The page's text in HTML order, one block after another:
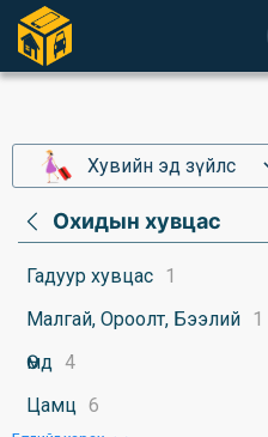
Хувийн эд зүйлс
Охидын хувцас
Гадуур хувцас 1
Малгай, Ороолт, Бээлий 1
Өмд 4
Цамц 6